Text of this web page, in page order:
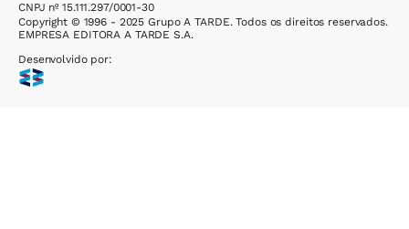
CNPJ nº 15.111.297/0001-30
Copyright © 1996 - 2025 Grupo A TARDE. Todos os direitos reservados.
EMPRESA EDITORA A TARDE S.A.
Desenvolvido por: